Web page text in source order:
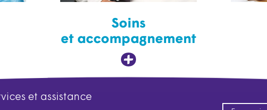
Soins
et accompagnement
et assistance